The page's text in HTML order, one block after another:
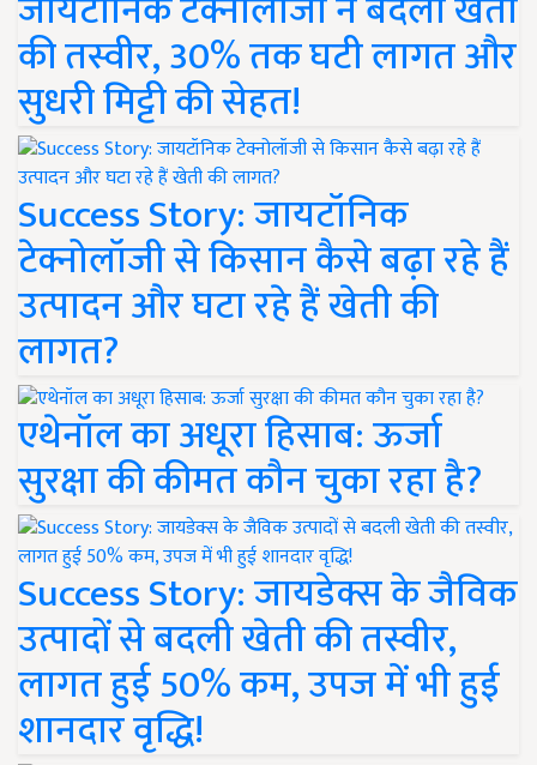
की तस्वीर, 30% तक घटी लागत और
सुधरी मिट्टी की सेहत!
Success Story: जायटॉनिक
टेक्नोलॉजी से किसान कैसे बढ़ा रहे हैं
उत्पादन और घटा रहे हैं खेती की
लागत?
एथेनॉल का अधूरा हिसाब: ऊर्जा
सुरक्षा की कीमत कौन चुका रहा है?
Success Story: जायडेक्स के जैविक
उत्पादों से बदली खेती की तस्वीर,
लागत हुई 50% कम, उपज में भी हुई
शानदार वृद्धि!